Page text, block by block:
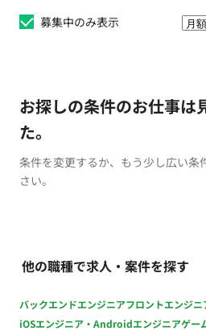
募集中のみ表示
お探しの条件のお仕事は
た。
条件を変更するか、もう少し広い条
さい。
他の職種で求人・案件を探す
バックエンドエンジニアフロントエンジニ
iOSエンジニア・Androidエンジニアゲー